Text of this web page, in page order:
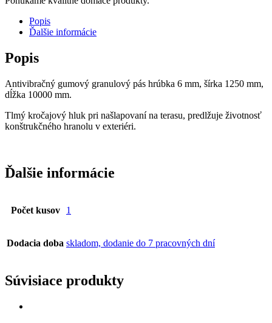
Popis
Ďalšie informácie
Popis
Antivibračný gumový granulový pás hrúbka 6 mm, šírka 1250 mm,
dĺžka 10000 mm.
Tlmý kročajový hluk pri našlapovaní na terasu, predlžuje životnosť
konštrukčného hranolu v exteriéri.
Ďalšie informácie
Počet kusov 1
Dodacia doba skladom, dodanie do 7 pracovných dní
Súvisiace produkty